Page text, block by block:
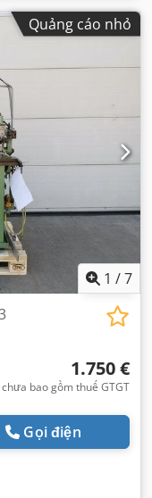
Quảng cáo nhỏ
1 /7
1.750 €
chưa bao gồm thuế GTGT
Gọi điện